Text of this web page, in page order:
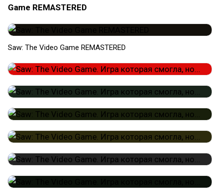
Game REMASTERED
Saw: The Video Game REMASTERED